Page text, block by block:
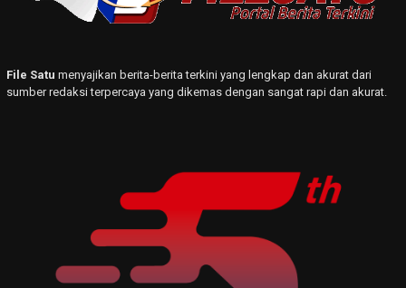
File Satu menyajikan berita-berita terkini yang lengkap dan akurat dari
sumber redaksi terpercaya yang dikemas dengan sangat rapi dan akurat.